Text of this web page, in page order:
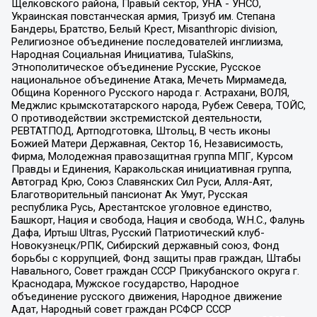
Щелковского района, Правый сектор, УНА - УНСО,
Украинская повстанческая армия, Тризуб им. Степана
Бандеры, Братство, Белый Крест, Misanthropic division,
Религиозное объединение последователей инглиизма,
Народная Социальная Инициатива, TulaSkins,
Этнополитическое объединение Русские, Русское
национальное объединение Атака, Мечеть Мирмамеда,
Община Коренного Русского народа г. Астрахани, ВОЛЯ,
Меджлис крымскотатарского народа, Рубеж Севера, ТОЙС,
О противодействии экстремистской деятельности,
РЕВТАТПОД, Артподготовка, Штольц, В честь иконы
Божией Матери Державная, Сектор 16, Независимость,
Фирма, Молодежная правозащитная группа МПГ, Курсом
Правды и Единения, Каракольская инициативная группа,
Автоград Крю, Союз Славянских Сил Руси, Алля-Аят,
Благотворительный пансионат Ак Умут, Русская
республика Русь, Арестантское уголовное единство,
Башкорт, Нация и свобода, Нация и свобода, W.H.С., Фалунь
Дафа, Иртыш Ultras, Русский Патриотический клуб-
Новокузнецк/РПК, Сибирский державный союз, Фонд
борьбы с коррупцией, Фонд защиты прав граждан, Штабы
Навального, Совет граждан СССР Прикубанского округа г.
Краснодара, Мужское государство, Народное
объединение русского движения, Народное движение
Адат, Народный совет граждан РСФСР СССР